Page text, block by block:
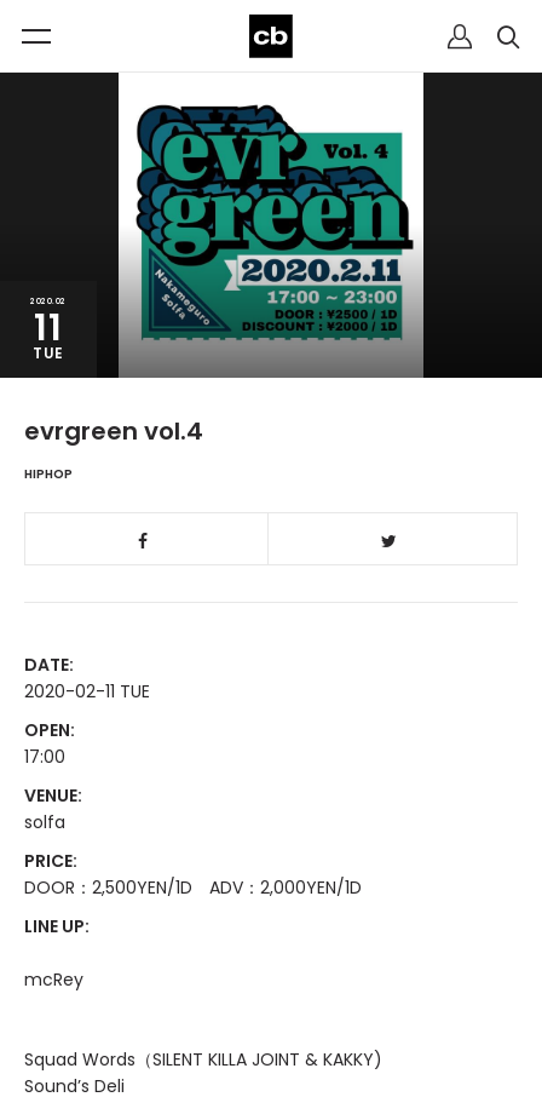
2020.02
11
TUE
evrgreen vol.4
HIPHOP
DATE:
2020-02-11 TUE
OPEN:
17:00
VENUE:
solfa
PRICE:
DOOR：2,500YEN/1D ADV：2,000YEN/1D
LINE UP:
mcRey
Squad Words（SILENT KILLA JOINT & KAKKY)
Sound’s Deli